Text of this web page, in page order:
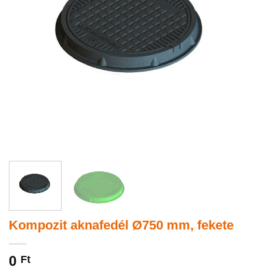
Kompozit aknafedél Ø750 mm, fekete
0 Ft